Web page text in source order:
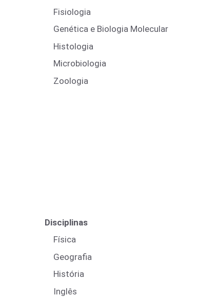
Fisiologia
Genética e Biologia Molecular
Histologia
Microbiologia
Zoologia
Disciplinas
Física
Geografia
História
Inglês